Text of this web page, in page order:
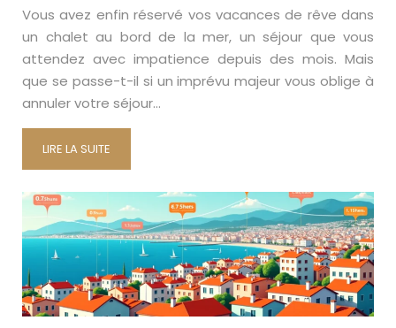
Vous avez enfin réservé vos vacances de rêve dans
un chalet au bord de la mer, un séjour que vous
attendez avec impatience depuis des mois. Mais
que se passe-t-il si un imprévu majeur vous oblige à
annuler votre séjour…
LIRE LA SUITE